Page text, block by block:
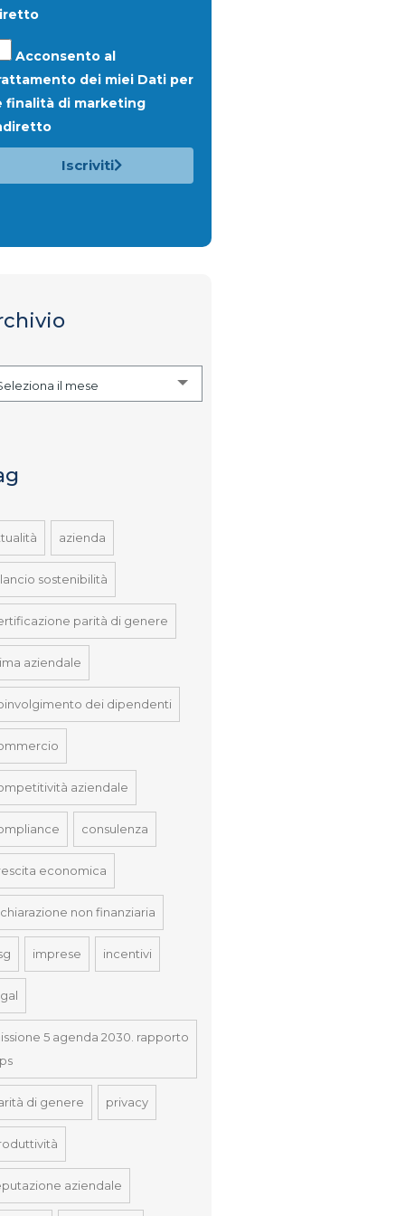
Acconsento al
dei miei Dati per
finalità di marketing
Iscriviti
il mese
azienda
sostenibilità
parità di genere
aziendale
dei dipendenti
aziendale
consulenza
economica
non finanziaria
imprese incentivi
5 agenda 2030. rapporto
di genere privacy
aziendale